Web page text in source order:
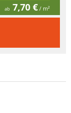
ab 7,70 € / m²